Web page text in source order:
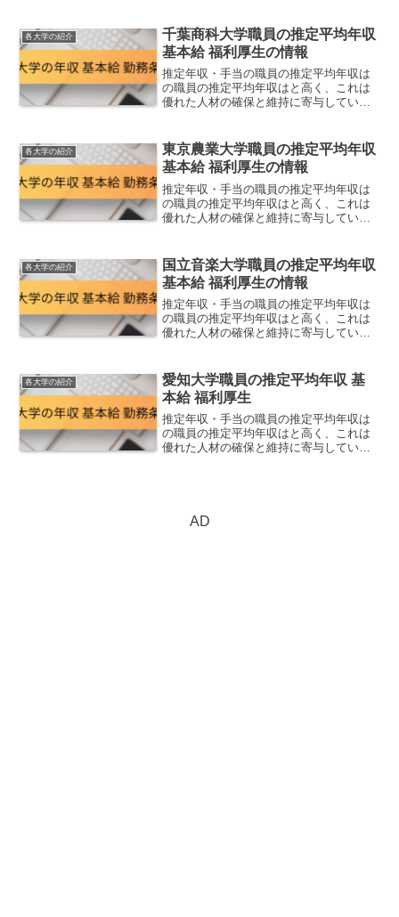
財務の健全性を保つための課題もありま
す。推定順位推定平均年収...
各大学の紹介
千葉商科大学職員の推定平均年収
基本給 福利厚生の情報
推定年収・手当の職員の推定平均年収は
の職員の推定平均年収はと高く、これは
優れた人材の確保と維持に寄与していま
財務の健全性を保つための課題もありま
す。推定順位推定平均年収...
各大学の紹介
東京農業大学職員の推定平均年収
基本給 福利厚生の情報
推定年収・手当の職員の推定平均年収は
の職員の推定平均年収はと高く、これは
優れた人材の確保と維持に寄与していま
財務の健全性を保つための課題もありま
す。推定順位推定平均年収...
各大学の紹介
国立音楽大学職員の推定平均年収
基本給 福利厚生の情報
推定年収・手当の職員の推定平均年収は
の職員の推定平均年収はと高く、これは
優れた人材の確保と維持に寄与していま
財務の健全性を保つための課題もありま
す。推定順位推定平均年収...
各大学の紹介
愛知大学職員の推定平均年収 基
本給 福利厚生
推定年収・手当の職員の推定平均年収は
の職員の推定平均年収はと高く、これは
優れた人材の確保と維持に寄与していま
AD